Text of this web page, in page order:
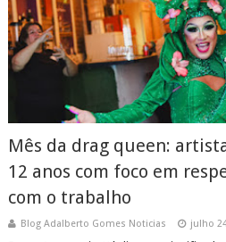
Mês da drag queen:
12 anos com foco em
com o trabalho
Blog Adalberto Gomes Noticias julho